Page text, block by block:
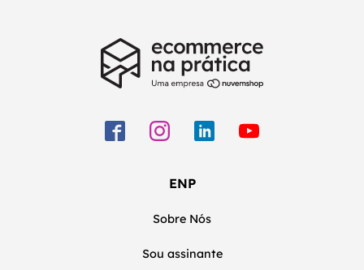
ENP
Sobre Nós
Sou assinante